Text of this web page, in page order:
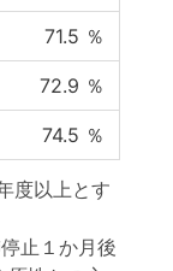
71.5 ％
72.9 ％
74.5 ％
度以上とす
止１か月後